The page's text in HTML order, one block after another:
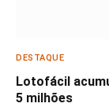
DESTAQUE
Lotofácil
5 milhões